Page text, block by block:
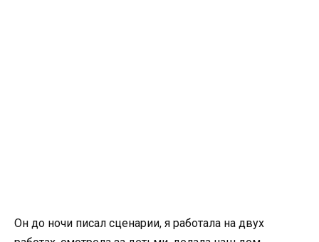
Он до ночи писал сценарии, я работала на двух